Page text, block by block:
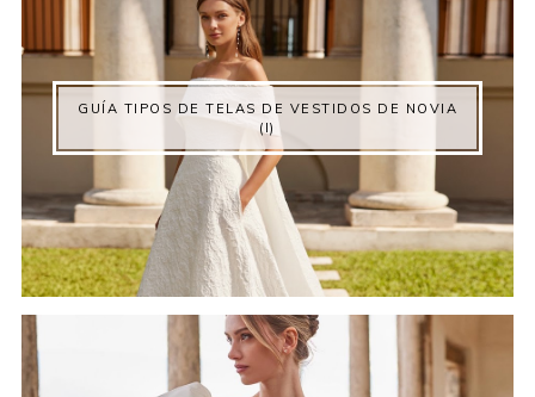
GUÍA TIPOS DE TELAS DE VESTIDOS DE NOVIA
(I)